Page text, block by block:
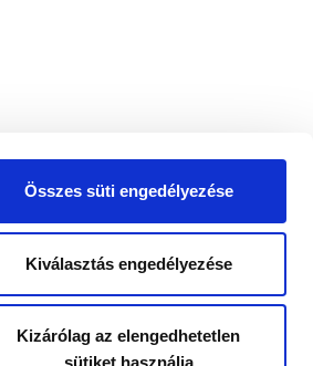
Összes süti engedélyezése
Kiválasztás engedélyezése
Kizárólag az elengedhetetlen
sütiket használja